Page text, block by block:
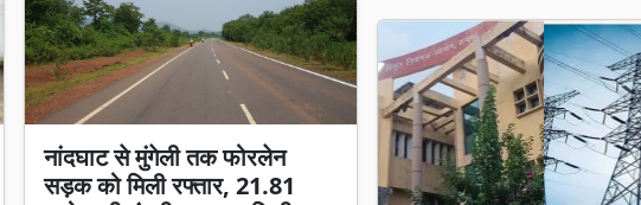
नांदघाट से मुंगेली तक फोरलेन
सड़क को मिली रफ्तार, 21.81